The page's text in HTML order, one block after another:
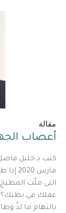
مقالة
أعصاب
مارس
التى ملّت
عقلك فى بطنك؟)
بالتهام ما لذّ